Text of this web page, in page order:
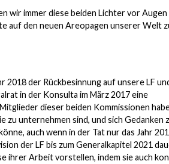
wir immer diese beiden Lichter vor Augen
auf den neuen Areopagen unserer Welt
2018 der Rückbesinnung auf unsere LF
in der Konsulta im März 2017 eine
dieser beiden Kommissionen
zu unternehmen sind, und sich Gedanken
auch wenn in der Tat nur das Jahr
der LF bis zum Generalkapitel 2021
ihrer Arbeit vorstellen, indem sie auch